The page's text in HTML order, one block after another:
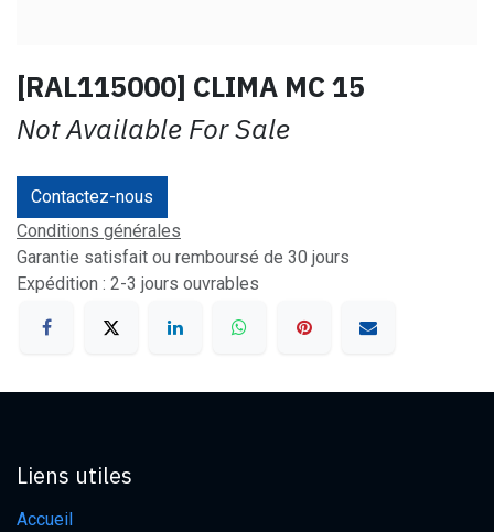
[RAL115000] CLIMA MC 15
Not Available For Sale
Contactez-nous
Conditions générales
Garantie satisfait ou remboursé de 30 jours
Expédition : 2-3 jours ouvrables
Liens utiles
Accueil